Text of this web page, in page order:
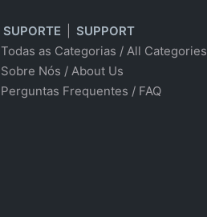
SUPORTE
SUPPORT
Todas as Categorias / All Categories
Sobre Nós / About Us
Perguntas Frequentes / FAQ